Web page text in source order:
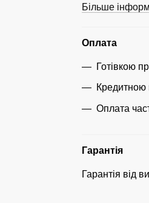
Більше
Оплата
Готівкою
Кредитною
Оплата
Гарантія
Гарантія від